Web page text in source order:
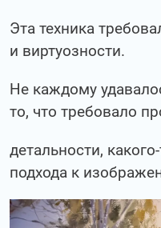
Эта техника
и виртуозности.
Не каждому
то, что требовало
детальности,
подхода к